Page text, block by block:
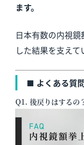
ます。
日本有数の内視
した結果を支えて
■ よくある質
Q1. 後戻りはするの